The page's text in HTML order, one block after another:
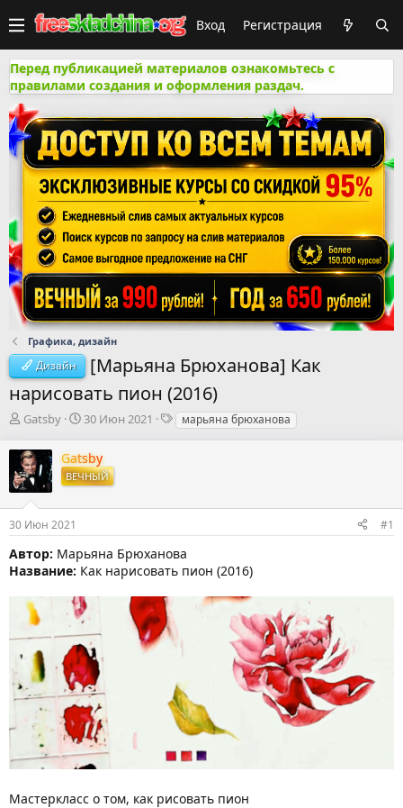
Вход Регистрация
Перед публикацией материалов ознакомьтесь с
правилами создания и оформления раздач.
Графика, дизайн
Дизайн
[Марьяна Брюханова] Как
нарисовать пион (2016)
А
т
о
р
м
ы
Gatsby
Д
т
а
н
а
л
а
30 Июн 2021
Тмарьяна брюханова
Gatsby
ВЕЧНЫЙ
30 Июн 2021 #1
Автор: Марьяна Брюханова
Название: Как нарисовать пион (2016)
Мастеркласс о том, как рисовать пион